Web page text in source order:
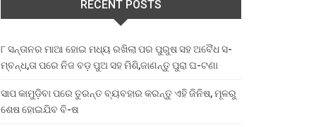
RECENT POSTS
୮ ସନ୍ତାନର ମାଆ ହୋଇ ମଧ୍ୟ ରଖିଲା ପର ପୁରୁଷ ସହ ଅବୈଧ ସ-
ମ୍ବନ୍ଧ,ତା ପରେ ନିଜ ବଡ଼ ପୁଅ ସହ ମିଶି,ଜାଣନ୍ତୁ ପୁରା ଘ-ଟଣା
ସାପ କାମୁଡ଼ିବା ପରେ ତୁରନ୍ତ ବ୍ୟବହାର କରନ୍ତୁ ଏହି ଜିନିଷ, ମୂଳରୁ
ଶେଷ ହୋଇଯିବ ବି-ଷ